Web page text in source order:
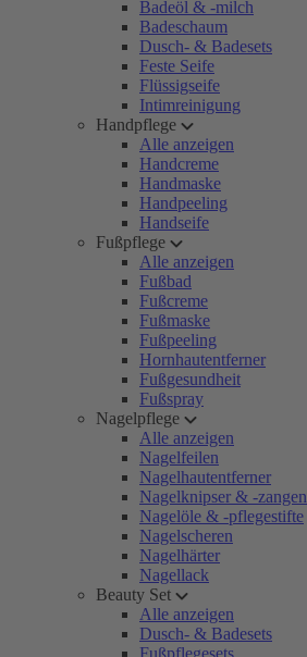
Badeöl & -milch
Badeschaum
Dusch- & Badesets
Feste Seife
Flüssigseife
Intimreinigung
Handpflege
Alle anzeigen
Handcreme
Handmaske
Handpeeling
Handseife
Fußpflege
Alle anzeigen
Fußbad
Fußcreme
Fußmaske
Fußpeeling
Hornhautentferner
Fußgesundheit
Fußspray
Nagelpflege
Alle anzeigen
Nagelfeilen
Nagelhautentferner
Nagelknipser & -zangen
Nagelöle & -pflegestifte
Nagelscheren
Nagelhärter
Nagellack
Beauty Set
Alle anzeigen
Dusch- & Badesets
Fußpflegesets